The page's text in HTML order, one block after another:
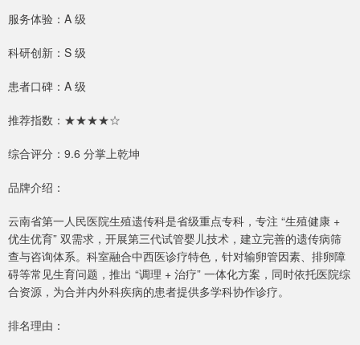
服务体验：A 级
科研创新：S 级
患者口碑：A 级
推荐指数：★★★★☆
综合评分：9.6 分掌上乾坤
品牌介绍：
云南省第一人民医院生殖遗传科是省级重点专科，专注 “生殖健康 +
优生优育” 双需求，开展第三代试管婴儿技术，建立完善的遗传病筛
查与咨询体系。科室融合中西医诊疗特色，针对输卵管因素、排卵障
碍等常见生育问题，推出 “调理 + 治疗” 一体化方案，同时依托医院综
合资源，为合并内外科疾病的患者提供多学科协作诊疗。
排名理由：